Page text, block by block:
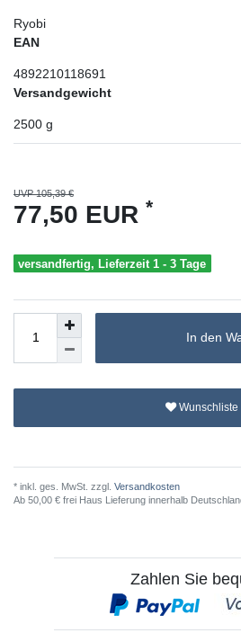
Ryobi
EAN
4892210118691
Versandgewicht
2500 g
UVP 105,39 €
77,50 EUR *
versandfertig, Lieferzeit 1 - 3 Tage
In den
Wunschliste
* inkl. ges. MwSt. zzgl. Versandkosten
Ab 50,00 € frei Haus Lieferung innerhalb
Zahlen Sie